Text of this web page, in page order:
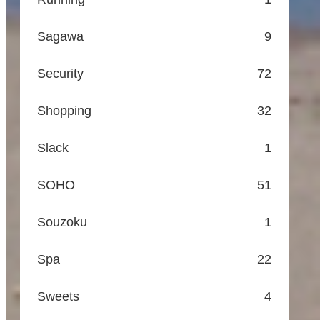
Sagawa 9
Security 72
Shopping 32
Slack 1
SOHO 51
Souzoku 1
Spa 22
Sweets 4